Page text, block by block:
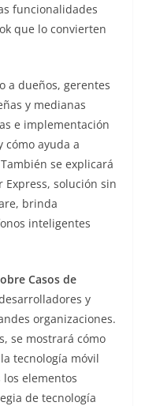
funcionalidades
que lo convierten
a dueños, gerentes
y medianas
e implementación
cómo ayuda a
se explicará
Express, solución sin
brinda
inteligentes
Casos de
y
organizaciones.
se mostrará cómo
tecnología móvil
elementos
de tecnología